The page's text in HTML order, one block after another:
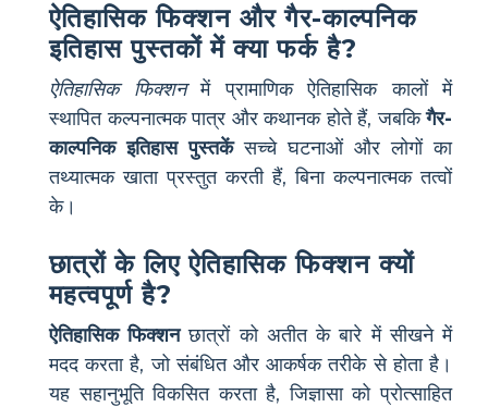
ऐतिहासिक फिक्शन और गैर-काल्पनिक
इतिहास पुस्तकों में क्या फर्क है?
ऐतिहासिक फिक्शनमें प्रामाणिक ऐतिहासिक कालों में
स्थापित कल्पनात्मक पात्र और कथानक होते हैं, जबकिगैर-
काल्पनिक इतिहास पुस्तकेंसच्चे घटनाओं और लोगों का
तथ्यात्मक खाता प्रस्तुत करती हैं, बिना कल्पनात्मक तत्वों
के।
छात्रों के लिए ऐतिहासिक फिक्शन क्यों
महत्वपूर्ण है?
ऐतिहासिक फिक्शनछात्रों को अतीत के बारे में सीखने में
मदद करता है, जो संबंधित और आकर्षक तरीके से होता है।
यह सहानुभूति विकसित करता है, जिज्ञासा को प्रोत्साहित